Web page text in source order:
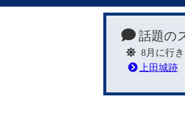
話題の
8月に行
上田城跡